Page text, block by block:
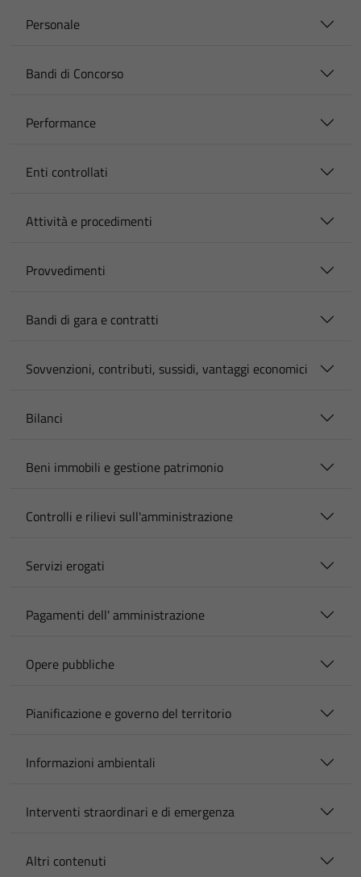
Personale
Bandi di Concorso
Performance
Enti controllati
Attività e procedimenti
Provvedimenti
Bandi di gara e contratti
Sovvenzioni, contributi, sussidi, vantaggi economici
Bilanci
Beni immobili e gestione patrimonio
Controlli e rilievi sull'amministrazione
Servizi erogati
Pagamenti dell' amministrazione
Opere pubbliche
Pianificazione e governo del territorio
Informazioni ambientali
Interventi straordinari e di emergenza
Altri contenuti